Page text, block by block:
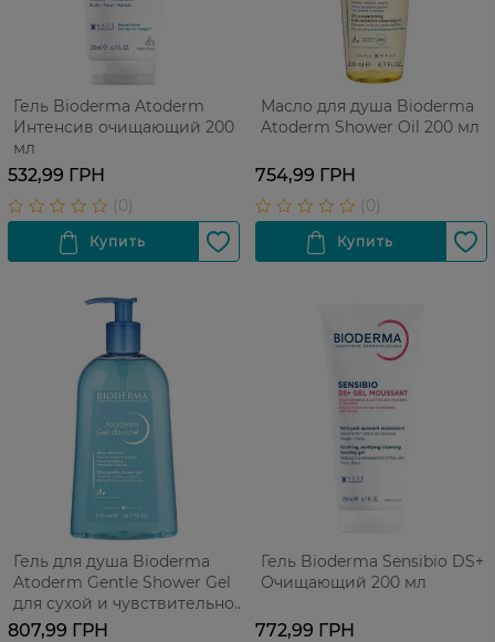
Гель Bioderma Atoderm
Интенсив очищающий 200
мл
532,99 ГРН
Масло для душа Bioderma
Atoderm Shower Oil 200 мл
754,99 ГРН
Гель для душа Bioderma
Atoderm Gentle Shower Gel
для сухой и чувствительной
кожи 500 мл
807,99 ГРН
Гель Bioderma Sensibio DS+
Очищающий 200 мл
772,99 ГРН